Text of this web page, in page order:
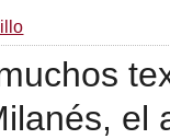
el